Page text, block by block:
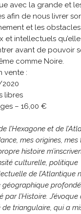
avec la grande et
afin de nous livrer
et les obstacles
et intellectuels
avant de pouvoir
comme Noire.
vente :
libres
– 16,00 €
l’Hexagone et de
mes origines, mes
histoire
culturelle, politique
de l’Atlantique
géographique
parl’Histoire.
de triangulaire, qui a